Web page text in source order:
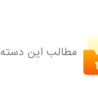
مطالب این دسته